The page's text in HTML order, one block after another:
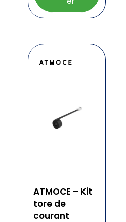
ATMOCE – Kit
tore de
courant